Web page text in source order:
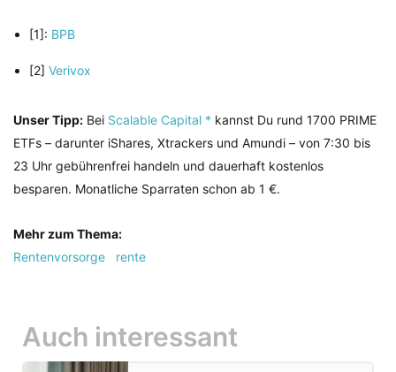
[1]: BPB
[2] Verivox
Unser Tipp: Bei Scalable Capital * kannst Du rund 1700 PRIME
ETFs – darunter iShares, Xtrackers und Amundi – von 7:30 bis
23 Uhr gebührenfrei handeln und dauerhaft kostenlos
besparen. Monatliche Sparraten schon ab 1 €.
Mehr zum Thema:
Rentenvorsorge
rente
Auch interessant